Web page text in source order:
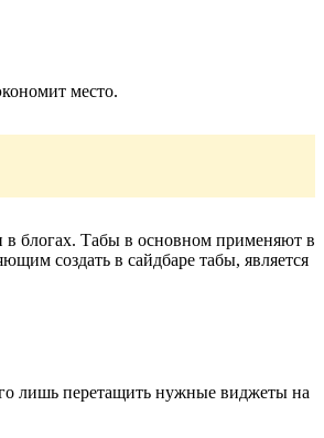
место.
в блогах. Табы в основном применяют в
создать в сайдбаре табы, является
лишь перетащить нужные виджеты на